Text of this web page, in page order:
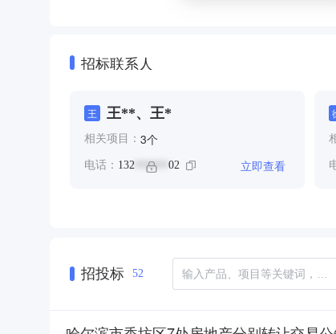
招标联系人
王 王**、王*
相关项目： 3个
电话： 132 ****** 02 立即查看
招投标 52